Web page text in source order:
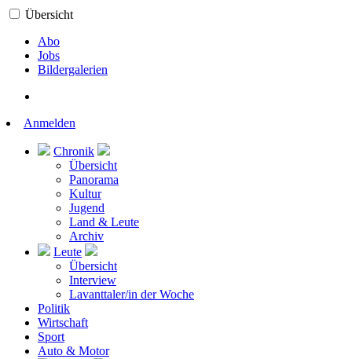
Übersicht
Abo
Jobs
Bildergalerien
Anmelden
Chronik
Übersicht
Panorama
Kultur
Jugend
Land & Leute
Archiv
Leute
Übersicht
Interview
Lavanttaler/in der Woche
Politik
Wirtschaft
Sport
Auto & Motor